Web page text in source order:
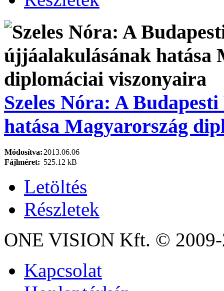
Szeles Nóra: A
hatása Magyarország
Módosítva: 2013.06.06
Fájlméret: 525.12 kB
Letöltés
Részletek
ONE VISION Kft. ©
Kapcsolat